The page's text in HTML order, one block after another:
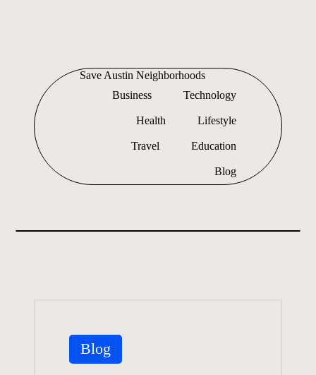
Save Austin Neighborhoods
AdvocatingBusiness Technology
Health Lifestyle
Travel Education
Blog
Posted
in
Blog